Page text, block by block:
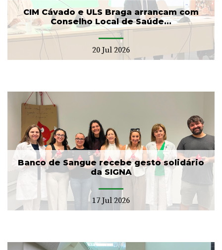
CIM Cávado e ULS Braga arrancam com
Conselho Local de Saúde...
20 Jul 2026
Banco de Sangue recebe gesto solidário
da SIGNA
17 Jul 2026